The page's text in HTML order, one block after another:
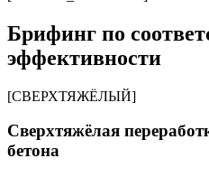
Брифинг по
эффективности
[СВЕРХТЯЖЁЛЫЙ]
Сверхтяжёлая
бетона